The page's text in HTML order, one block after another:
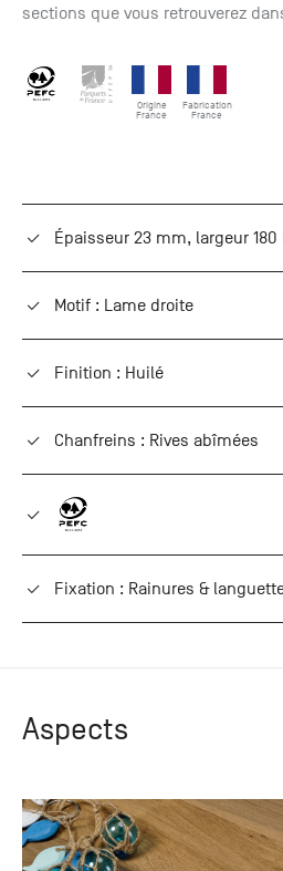
sections que vous retrouverez
Origine
France
Fabrication
France
Épaisseur 23 mm, largeur
Motif : Lame droite
Finition : Huilé
Chanfreins : Rives abîmées
Fixation : Rainures &
Aspects